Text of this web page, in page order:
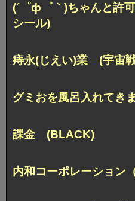
(´゜ф゜｀)ちゃんと許
シール)
痔永(じえい)業 (宇宙
グミおを風呂入れて
課金 (BLACK)
内和コーポレーショ